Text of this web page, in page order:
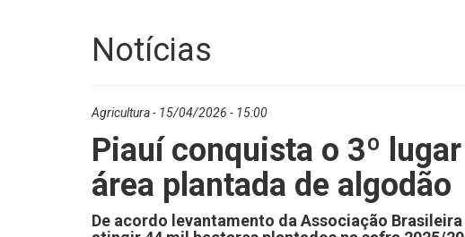
Notícias
Agricultura - 15/04/2026 - 15:00
Piauí conquista o 3º
área plantada de algodão
De acordo levantamento da Associação